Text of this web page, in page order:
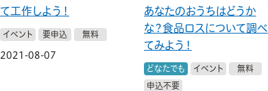
て工作しよう！
イベント 要申込 無料
2021-08-07
あなたのおうちはどうか
な？食品ロスについて調べ
てみよう！
どなたでも イベント 無料
申込不要